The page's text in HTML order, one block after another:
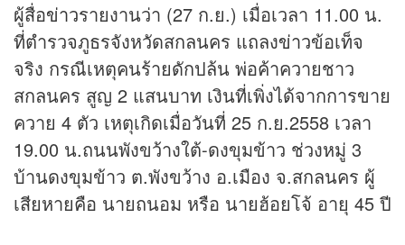
ผู้สื่อข่าวรายงานว่า (27 ก.ย.) เมื่อเวลา 11.00 น.
ที่ตำรวจภูธรจังหวัดสกลนคร แถลงข่าวข้อเท็จ
จริง กรณีเหตุคนร้ายดักปล้น พ่อค้าควายชาว
สกลนคร สูญ 2 แสนบาท เงินที่เพิ่งได้จากการขาย
ควาย 4 ตัว เหตุเกิดเมื่อวันที่ 25 ก.ย.2558 เวลา
19.00 น.ถนนพังขว้างใต้-ดงขุมข้าว ช่วงหมู่ 3
บ้านดงขุมข้าว ต.พังขว้าง อ.เมือง จ.สกลนคร ผู้
เสียหายคือ นายถนอม หรือ นายฮ้อยโจ้ อายุ 45 ปี